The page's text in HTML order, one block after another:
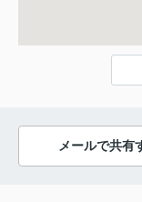
メールで共有